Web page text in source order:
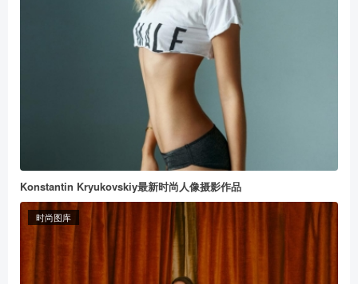
Konstantin Kryukovskiy最新时尚人像摄影作品
时尚图库